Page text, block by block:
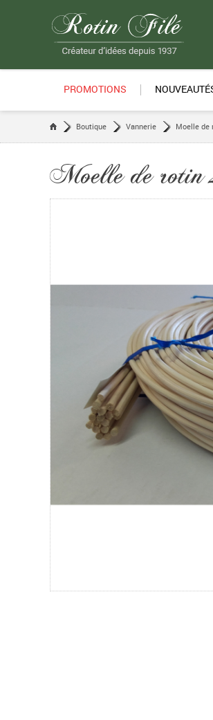
PROMOTIONS
Boutique Vannerie Moelle de
Moelle de rotin